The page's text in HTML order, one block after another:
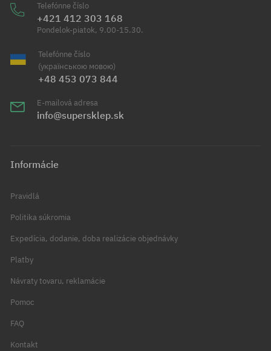
Telefónne číslo
+421 412 303 168
Pondelok-piatok, 9.00-15.30.
Telefónne číslo
(українською мовою)
+48 453 073 844
E-mailová adresa
info@supersklep.sk
Informácie
Pravidlá
Politika súkromia
Expedícia, dodanie, doba realizácie objednávky
Platby
Návraty tovaru, reklamácie
Pomoc
FAQ
Kontakt